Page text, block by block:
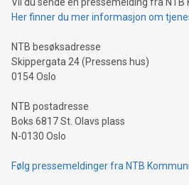
Her finner du mer informasjon om
NTB besøksadresse
Skippergata 24 (Pressens hus)
0154 Oslo
NTB postadresse
Boks 6817 St. Olavs plass
N-0130 Oslo
Følg pressemeldinger fra NTB